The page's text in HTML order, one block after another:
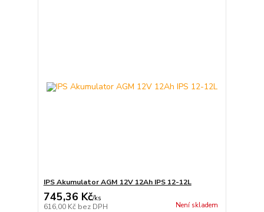
IPS Akumulator AGM 12V 12Ah IPS 12-12L
745,36 Kč/ks
616,00 Kč bez DPH Není skladem